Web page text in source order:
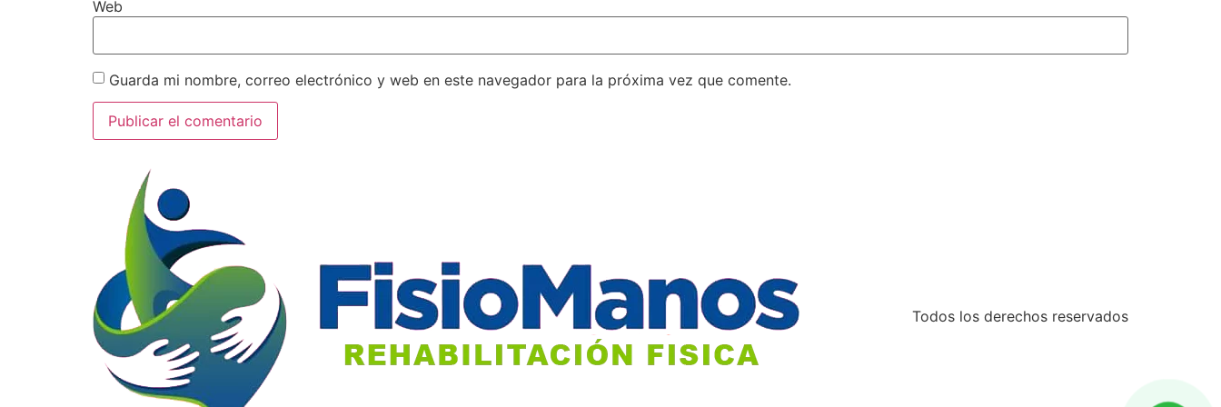
Web
Guarda mi nombre, correo electrónico y web en este navegador para la próxima vez que comente.
Todos los derechos reservados